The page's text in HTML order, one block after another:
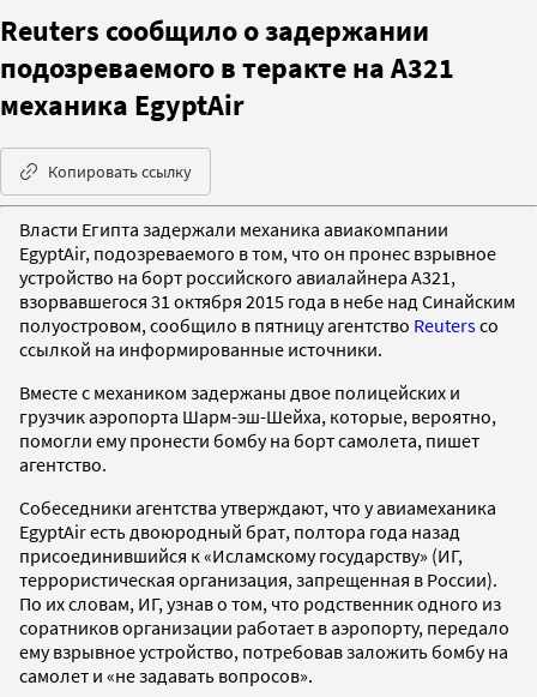
Reuters сообщило о задержании
подозреваемого в теракте на А321
механика EgyptAir
Копировать ссылку
Власти Египта задержали механика авиакомпании
EgyptAir, подозреваемого в том, что он пронес взрывное
устройство на борт российского авиалайнера А321,
взорвавшегося 31 октября 2015 года в небе над Синайским
полуостровом, сообщило в пятницу агентство Reutersсо
ссылкой на информированные источники.
Вместе с механиком задержаны двое полицейских и
грузчик аэропорта Шарм-эш-Шейха, которые, вероятно,
помогли ему пронести бомбу на борт самолета, пишет
агентство.
Собеседники агентства утверждают, что у авиамеханика
EgyptAir есть двоюродный брат, полтора года назад
присоединившийся к «Исламскому государству» (ИГ,
террористическая организация, запрещенная в России).
По их словам, ИГ, узнав о том, что родственник одного из
соратников организации работает в аэропорту, передало
ему взрывное устройство, потребовав заложить бомбу на
самолет и «не задавать вопросов».